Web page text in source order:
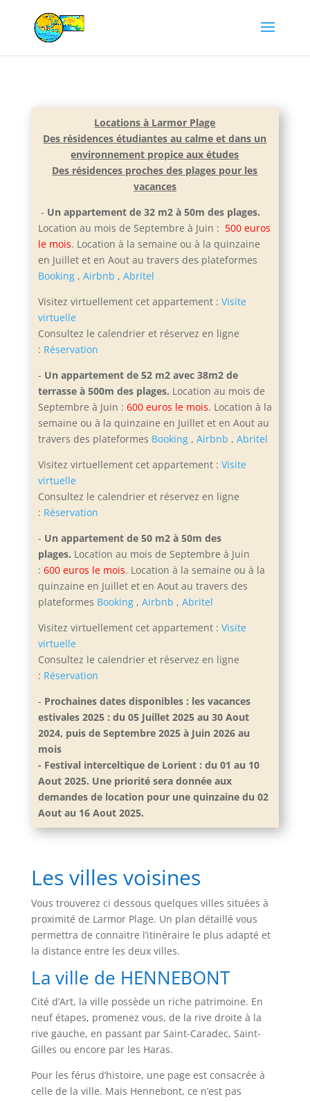
Locations à Larmor Plage
Des résidences étudiantes au calme et dans un
environnement propice aux études
Des résidences proches des plages pour les
vacances
- Un appartement de 32 m2 à 50m des plages.
Location au mois de Septembre à Juin : 500 euros
le mois. Location à la semaine ou à la quinzaine
en Juillet et en Aout au travers des plateformes
Booking, Airbnb , Abritel
Visitez virtuellement cet appartement : Visite
virtuelle
Consultez le calendrier et réservez en ligne
: Réservation
- Un appartement de 52 m2 avec 38m2 de
terrasse à 500m des plages. Location au mois de
Septembre à Juin : 600 euros le mois. Location à la
semaine ou à la quinzaine en Juillet et en Aout au
travers des plateformes Booking, Airbnb , Abritel
Visitez virtuellement cet appartement : Visite
virtuelle
Consultez le calendrier et réservez en ligne
: Réservation
- Un appartement de 50 m2 à 50m des
plages. Location au mois de Septembre à Juin
: 600 euros le mois. Location à la semaine ou à la
quinzaine en Juillet et en Aout au travers des
plateformes Booking, Airbnb , Abritel
Visitez virtuellement cet appartement : Visite
virtuelle
Consultez le calendrier et réservez en ligne
: Réservation
- Prochaines dates disponibles : les vacances
estivales 2025 : du 05 Juillet 2025 au 30 Aout
2024, puis de Septembre 2025 à Juin 2026 au
mois
- Festival interceltique de Lorient : du 01 au 10
Aout 2025. Une priorité sera donnée aux
demandes de location pour une quinzaine du 02
Aout au 16 Aout 2025.
Les villes voisines
Vous trouverez ci dessous quelques villes situées à
proximité de Larmor Plage. Un plan détaillé vous
permettra de connaitre l’itinéraire le plus adapté et
la distance entre les deux villes.
La ville de HENNEBONT
Cité d’Art, la ville possède un riche patrimoine. En
neuf étapes, promenez vous, de la rive droite à la
rive gauche, en passant par Saint-Caradec, Saint-
Gilles ou encore par les Haras.
Pour les férus d’histoire, une page est consacrée à
celle de la ville. Mais Hennebont, ce n’est pas